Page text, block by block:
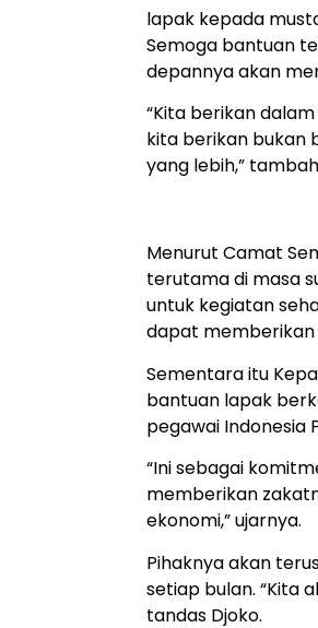
lapak kepada
Semoga bantuan
depannya akan
“Kita berikan
kita berikan bukan
yang lebih,”
Menurut Camat
terutama di masa
untuk kegiatan
dapat memberikan
Sementara itu
bantuan lapak
pegawai Indonesia
“Ini sebagai
memberikan
ekonomi,” ujarnya.
Pihaknya akan
setiap bulan. “Kita
tandas Djoko.